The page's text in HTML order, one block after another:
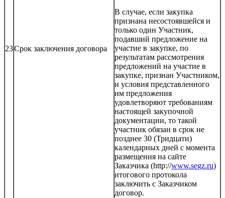
23Срок заключения договора
В случае, если закупка
признана несостоявшейся и
только один Участник,
подавший предложение на
участие в закупке, по
результатам рассмотрения
предложений на участие в
закупке, признан Участником,
и условия представленного
им предложения
удовлетворяют требованиям
настоящей закупочной
документации, то такой
участник обязан в срок не
позднее 30 (Тридцати)
календарных дней с момента
размещения на сайте
Заказчика (http://www.segz.ru)
итогового протокола
заключить с Заказчиком
договор.